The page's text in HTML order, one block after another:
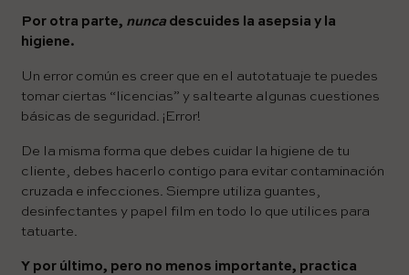
Por otra parte, nunca descuides la asepsia y la
higiene.
Un error común es creer que en el autotatuaje te puedes
tomar ciertas “licencias” y saltearte algunas cuestiones
básicas de seguridad. ¡Error!
De la misma forma que debes cuidar la higiene de tu
cliente, debes hacerlo contigo para evitar contaminación
cruzada e infecciones. Siempre utiliza guantes,
desinfectantes y papel film en todo lo que utilices para
tatuarte.
Y por último, pero no menos importante, practica